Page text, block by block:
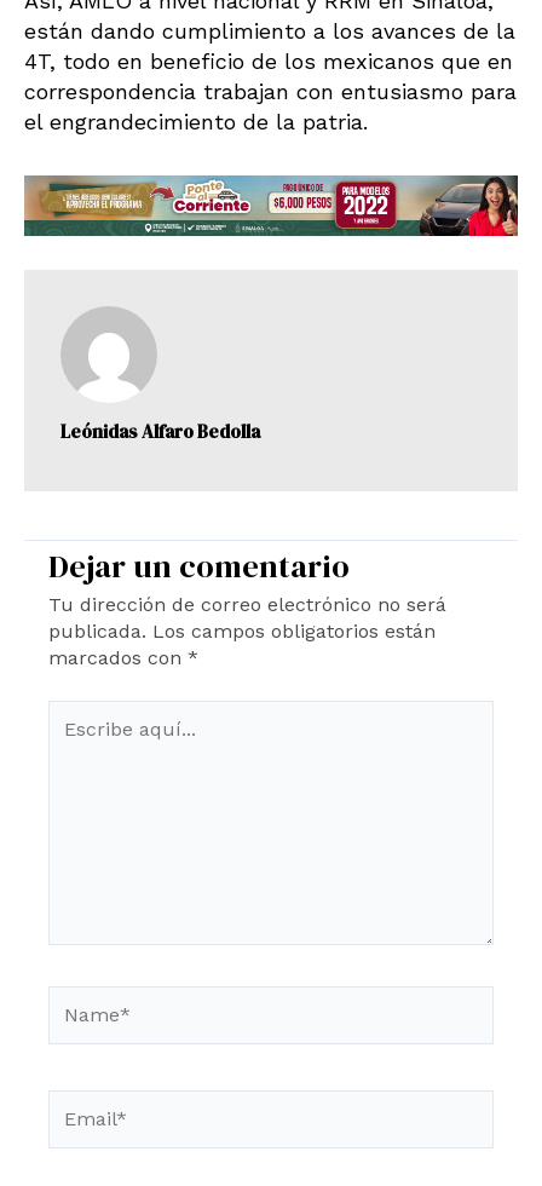
están dando cumplimiento a los avances de la
4T, todo en beneficio de los mexicanos que en
correspondencia trabajan con entusiasmo para
el engrandecimiento de la patria.
Leónidas Alfaro Bedolla
Dejar un comentario
Tu dirección de correo electrónico no será
publicada. Los campos obligatorios están
marcados con *
aquí...